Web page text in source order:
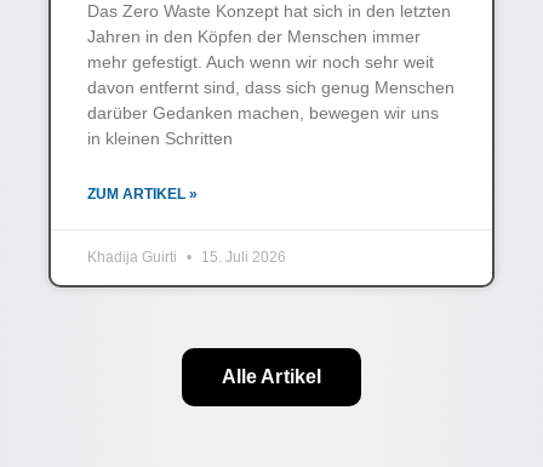
Das Zero Waste Konzept hat sich in den letzten
Jahren in den Köpfen der Menschen immer
mehr gefestigt. Auch wenn wir noch sehr weit
davon entfernt sind, dass sich genug Menschen
darüber Gedanken machen, bewegen wir uns
in kleinen Schritten
ZUM ARTIKEL »
Khadija Guirti 15. Juli 2026
Alle Artikel